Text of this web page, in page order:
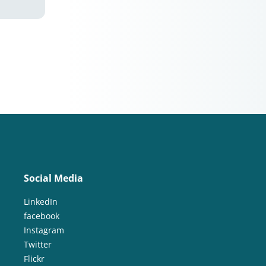
Social Media
LinkedIn
facebook
Instagram
Twitter
Flickr